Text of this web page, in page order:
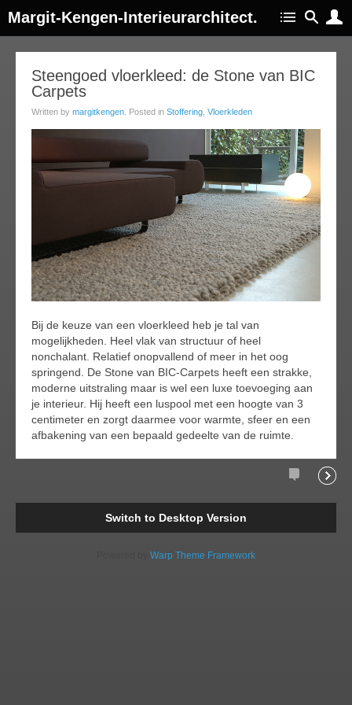
Margit-Kengen-Interieurarchitect.
Steengoed vloerkleed: de Stone van BIC
Carpets
Written by margitkengen . Posted in Stoffering Vloerkleden
Bij de keuze van een vloerkleed heb je tal van
mogelijkheden. Heel vlak van structuur of heel
nonchalant. Relatief onopvallend of meer in het oog
springend. De Stone van BIC-Carpets heeft een strakke,
moderne uitstraling maar is wel een luxe toevoeging aan
je interieur. Hij heeft een luspool met een hoogte van 3
centimeter en zorgt daarmee voor warmte, sfeer en een
afbakening van een bepaald gedeelte van de ruimte.
Comments
Switch to Desktop Version
Warp Theme Framework